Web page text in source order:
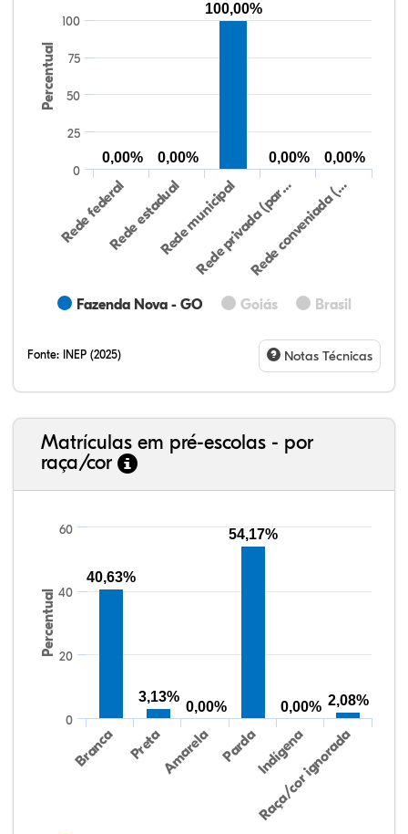
Percentual
Fazenda Nova - GO Goiás Brasil
Rede federalRede estadualRede municipal
Rede privada (par…Rede conveniada (…
0
25
50
75
100
0,00% 0,00%
100,00%
0,00% 0,00%
Fonte: INEP (2025) Notas Técnicas
Matrículas em pré-escolas - por
raça/cor
Percentual
Branca PretaAmarela PardaIndígena
Raça/cor ignorada
0
20
40
60
40,63%
3,13%
0,00%
54,17%
0,00% 2,08%
39,05%
2,10%
0,00%
46,53%
0,64%
11,68%
38,40%
3,47%
0,13%
50,15%
2,37%
5,48%